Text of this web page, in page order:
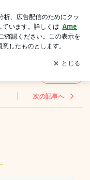
知
を受け取りまし
開く
次の記事へ